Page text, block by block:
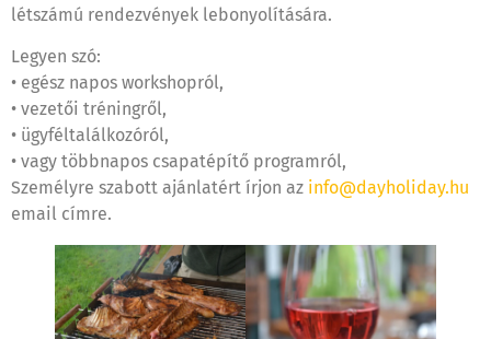
létszámú rendezvények lebonyolítására.
Legyen szó:
• egész napos workshopról,
• vezetői tréningről,
• ügyféltalálkozóról,
• vagy többnapos csapatépítő programról,
Személyre szabott ajánlatért írjon az info@dayholiday.hu
email címre.